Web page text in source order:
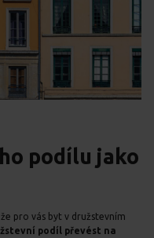
podílu jako
pro vás byt v družstevním
podíl převést na